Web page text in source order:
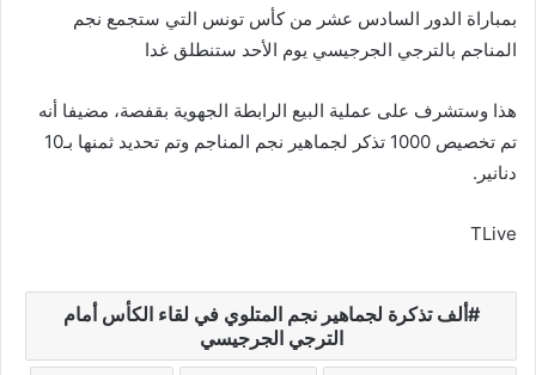
بمباراة الدور السادس عشر من كأس تونس التي ستجمع نجم
المناجم بالترجي الجرجيسي يوم الأحد ستنطلق غدا
هذا وستشرف على عملية البيع الرابطة الجهوية بقفصة، مضيفا أنه
تم تخصيص 1000 تذكر لجماهير نجم المناجم وتم تحديد ثمنها بـ10
دنانير.
TLive
ألف تذكرة لجماهير نجم المتلوي في لقاء الكأس أمام
الترجي الجرجيسي